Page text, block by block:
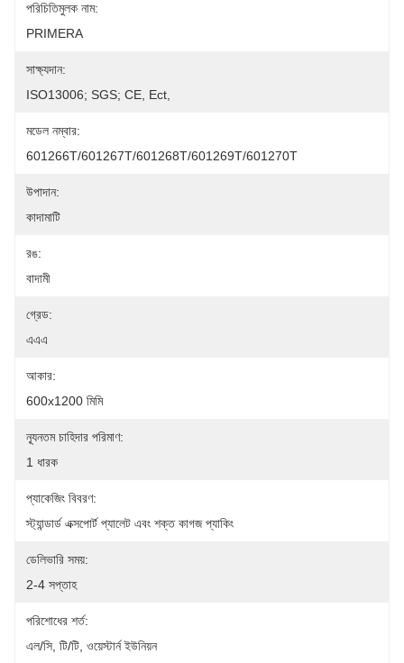
পরিচিতিমুলক নাম:
PRIMERA
সাক্ষ্যদান:
ISO13006; SGS; CE, Ect,
মডেল নম্বার:
601266T/601267T/601268T/601269T/601270T
উপাদান:
কাদামাটি
রঙ:
বাদামী
গ্রেড:
এএএ
আকার:
600x1200 মিমি
ন্যূনতম চাহিদার পরিমাণ:
1 ধারক
প্যাকেজিং বিবরণ:
স্ট্যান্ডার্ড এক্সপোর্ট প্যালেট এবং শক্ত কাগজ প্যাকিং
ডেলিভারি সময়:
2-4 সপ্তাহ
পরিশোধের শর্ত:
এল/সি, টি/টি, ওয়েস্টার্ন ইউনিয়ন